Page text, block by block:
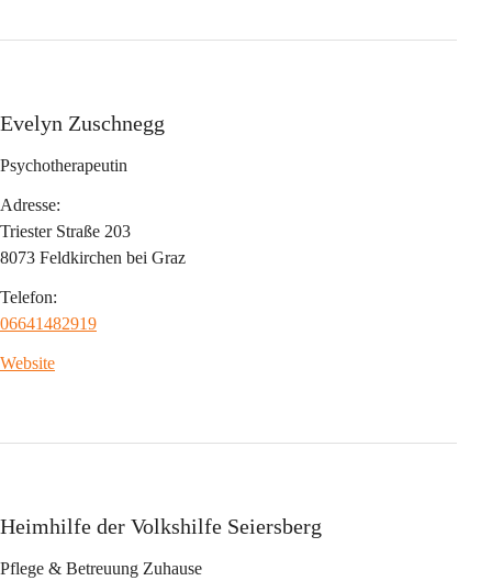
Evelyn Zuschnegg
Psychotherapeutin
Adresse:
Triester Straße 203
8073 Feldkirchen bei Graz
Telefon:
06641482919
Website
Heimhilfe der Volkshilfe Seiersberg
Pflege & Betreuung Zuhause